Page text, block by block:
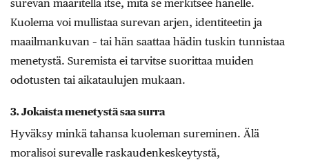
surevan määritellä itse, mitä se merkitsee hänelle.
Kuolema voi mullistaa surevan arjen, identiteetin ja
maailmankuvan – tai hän saattaa hädin tuskin tunnistaa
menetystä. Suremista ei tarvitse suorittaa muiden
odotusten tai aikataulujen mukaan.
3. Jokaista menetystä saa surra
Hyväksy minkä tahansa kuoleman sureminen. Älä
moralisoi surevalle raskaudenkeskeytystä,